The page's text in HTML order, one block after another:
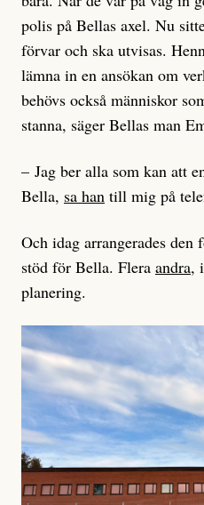
polis på Bellas axel. Nu
förvar och ska utvisas.
lämna in en ansökan om
behövs också människor
stanna, säger Bellas man
– Jag ber alla som kan att
Bella, sa han till mig på
Och idag arrangerades
stöd för Bella. Flera andra,
planering.